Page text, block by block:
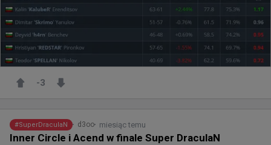
-3
#SuperDraculaN d3oo miesiąc temu
Inner Circle i Acend w finale Super DraculaN